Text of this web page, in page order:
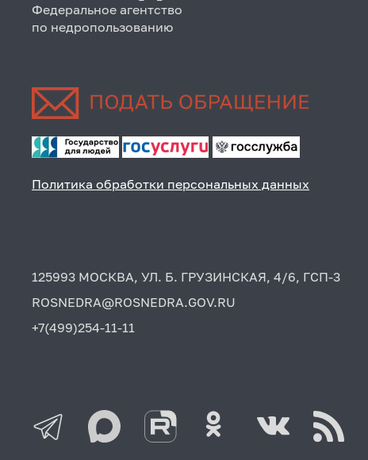
Федеральное агентство
по недропользованию
Политика обработки персональных данных
125993 МОСКВА, УЛ. Б. ГРУЗИНСКАЯ, 4/6, ГСП-3
ROSNEDRA@ROSNEDRA.GOV.RU
+7(499)254-11-11